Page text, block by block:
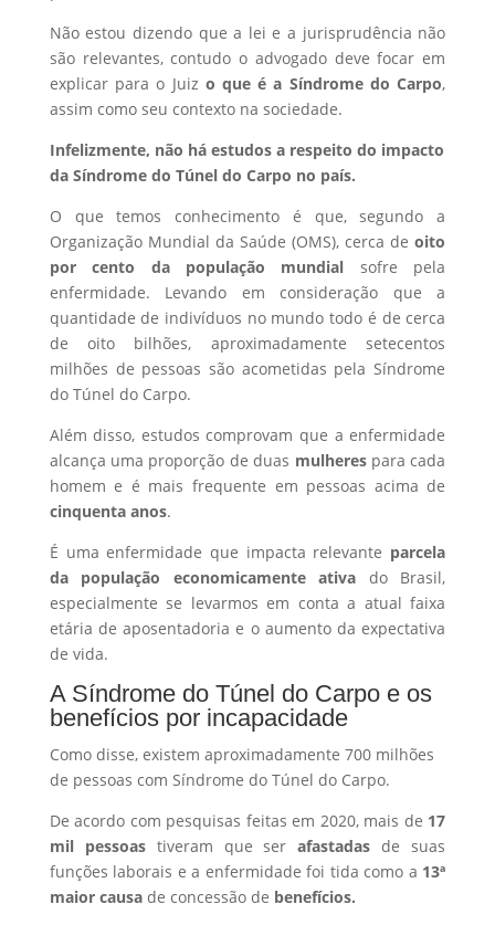
Não estou dizendo que a lei e a jurisprudência não
são relevantes, contudo o advogado deve focar em
explicar para o Juiz o que é a Síndrome do Carpo,
assim como seu contexto na sociedade.
Infelizmente, não há estudos a respeito do impacto
da Síndrome do Túnel do Carpo no país.
O que temos conhecimento é que, segundo a
Organização Mundial da Saúde (OMS), cerca deoito
por cento da população mundial sofre pela
enfermidade. Levando em consideração que a
quantidade de indivíduos no mundo todo é de cerca
de oito bilhões, aproximadamente setecentos
milhões de pessoas são acometidas pela Síndrome
do Túnel do Carpo.
Além disso, estudos comprovam que a enfermidade
alcança uma proporção de duas mulherespara cada
homem e é mais frequente em pessoas acima de
cinquenta anos.
É uma enfermidade que impacta relevante parcela
da população economicamente ativa do Brasil,
especialmente se levarmos em conta a atual faixa
etária de aposentadoria e o aumento da expectativa
de vida.
A Síndrome do Túnel do Carpo e os
benefícios por incapacidade
Como disse, existem aproximadamente 700 milhões
de pessoas com Síndrome do Túnel do Carpo.
De acordo com pesquisas feitas em 2020, mais de 17
mil pessoastiveram que serafastadas de suas
funções laborais e a enfermidade foi tida como a 13ª
maior causade concessão de benefícios.